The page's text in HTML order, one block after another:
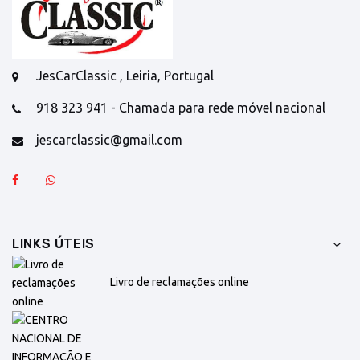
JesCarClassic , Leiria, Portugal
918 323 941 - Chamada para rede móvel nacional
jescarclassic@gmail.com
LINKS ÚTEIS
Livro de reclamações online